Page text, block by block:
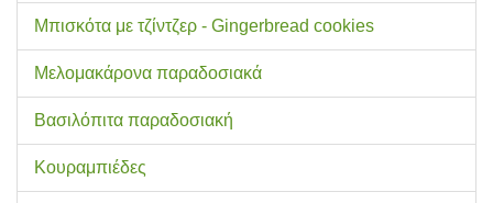
Μπισκότα με τζίντζερ - Gingerbread cookies
Μελομακάρονα παραδοσιακά
Βασιλόπιτα παραδοσιακή
Κουραμπιέδες